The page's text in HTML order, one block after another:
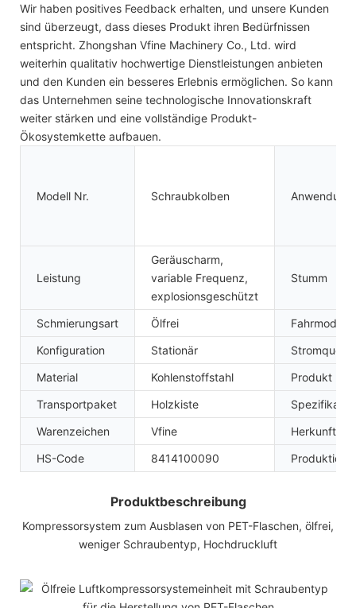
Wir haben positives Feedback erhalten, und unsere Kunden
sind überzeugt, dass dieses Produkt ihren Bedürfnissen
entspricht. Zhongshan Vfine Machinery Co., Ltd. wird
weiterhin qualitativ hochwertige Dienstleistungen anbieten
und den Kunden ein besseres Erlebnis ermöglichen. So kann
das Unternehmen seine technologische Innovationskraft
weiter stärken und eine vollständige Produkt-
Ökosystemkette aufbauen.
Modell Nr. Schraubkolben Anwendung
Leistung
Geräuscharm,
variable Frequenz,
explosionsgeschützt
Stumm
Schmierungsart Ölfrei
Fahrmodus
Konfiguration
Stationär
Stromquelle
Material
Kohlenstoffstahl
Produkt
Transportpaket
Holzkiste
Warenzeichen
Vfine
Herkunft
HS-Code
8414100090
Produktbeschreibung
Kompressorsystem zum Ausblasen von PET-Flaschen, ölfrei,
weniger Schraubentyp, Hochdruckluft